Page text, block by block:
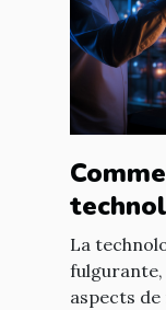
les
La
aspects